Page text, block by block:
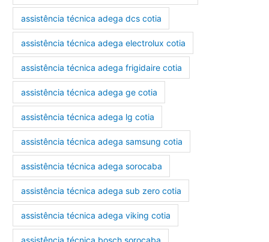
assistência técnica adega dcs cotia
assistência técnica adega electrolux cotia
assistência técnica adega frigidaire cotia
assistência técnica adega ge cotia
assistência técnica adega lg cotia
assistência técnica adega samsung cotia
assistência técnica adega sorocaba
assistência técnica adega sub zero cotia
assistência técnica adega viking cotia
assistência técnica bosch sorocaba